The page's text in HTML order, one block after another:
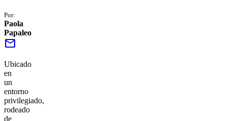
Por:
Paola
Papaleo
mail
Ubicado
en
un
entorno
privilegiado,
rodeado
de